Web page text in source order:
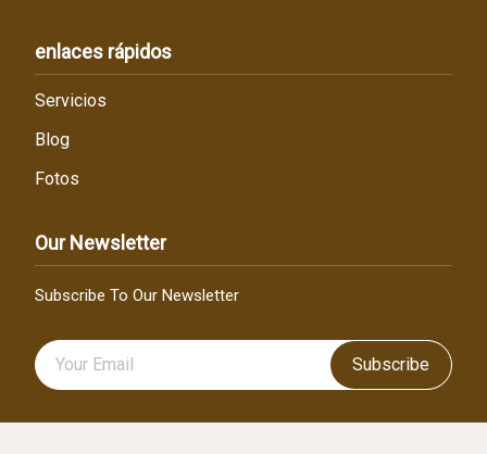
enlaces rápidos
Servicios
Blog
Fotos
Our Newsletter
Subscribe To Our Newsletter
Subscribe